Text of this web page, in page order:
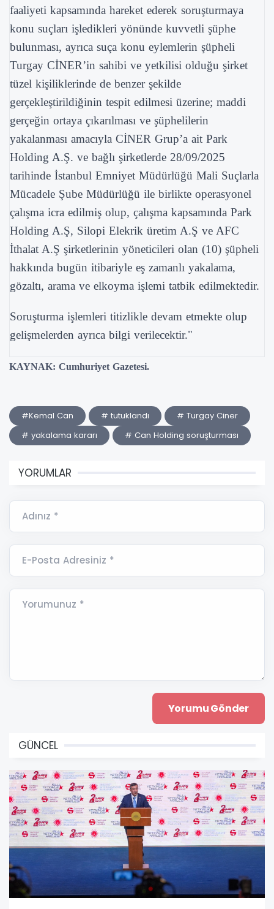
faaliyeti kapsamında hareket ederek soruşturmaya
konu suçları işledikleri yönünde kuvvetli şüphe
bulunması, ayrıca suça konu eylemlerin şüpheli
Turgay CİNER’in sahibi ve yetkilisi olduğu şirket
tüzel kişiliklerinde de benzer şekilde
gerçekleştirildiğinin tespit edilmesi üzerine; maddi
gerçeğin ortaya çıkarılması ve şüphelilerin
yakalanması amacıyla CİNER Grup’a ait Park
Holding A.Ş. ve bağlı şirketlerde 28/09/2025
tarihinde İstanbul Emniyet Müdürlüğü Mali Suçlarla
Mücadele Şube Müdürlüğü ile birlikte operasyonel
çalışma icra edilmiş olup, çalışma kapsamında Park
Holding A.Ş, Silopi Elekrik üretim A.Ş ve AFC
İthalat A.Ş şirketlerinin yöneticileri olan (10) şüpheli
hakkında bugün itibariyle eş zamanlı yakalama,
gözaltı, arama ve elkoyma işlemi tatbik edilmektedir.
Soruşturma işlemleri titizlikle devam etmekte olup
gelişmelerden ayrıca bilgi verilecektir."
KAYNAK: Cumhuriyet Gazetesi.
#Kemal Can # tutuklandı
# Turgay Ciner
# yakalama kararı
# Can Holding soruşturması
YORUMLAR
Adınız *
E-Posta Adresiniz *
Yorumunuz *
GÜNCEL